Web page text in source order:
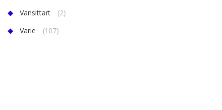
Vansittart
(2)
Varie
(107)